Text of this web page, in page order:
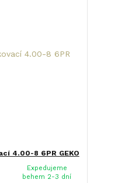
4.00-8 6PR GEKO
Expedujeme
behem 2-3 dní